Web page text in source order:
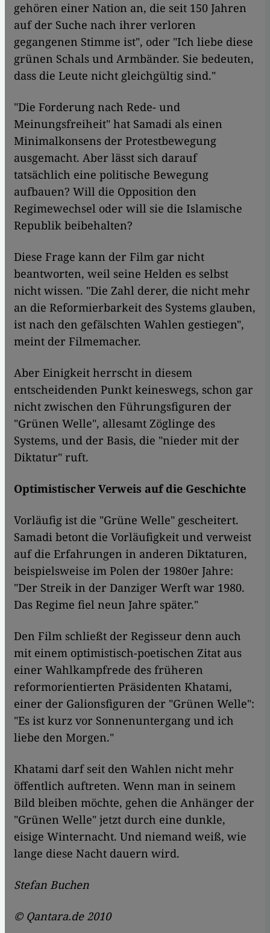
gehören einer Nation an, die seit 150 Jahren
auf der Suche nach ihrer verloren
gegangenen Stimme ist", oder "Ich liebe diese
grünen Schals und Armbänder. Sie bedeuten,
dass die Leute nicht gleichgültig sind."
"Die Forderung nach Rede- und
Meinungsfreiheit" hat Samadi als einen
Minimalkonsens der Protestbewegung
ausgemacht. Aber lässt sich darauf
tatsächlich eine politische Bewegung
aufbauen? Will die Opposition den
Regimewechsel oder will sie die Islamische
Republik beibehalten?
Diese Frage kann der Film gar nicht
beantworten, weil seine Helden es selbst
nicht wissen. "Die Zahl derer, die nicht mehr
an die Reformierbarkeit des Systems glauben,
ist nach den gefälschten Wahlen gestiegen",
meint der Filmemacher.
Aber Einigkeit herrscht in diesem
entscheidenden Punkt keineswegs, schon gar
nicht zwischen den Führungsfiguren der
"Grünen Welle", allesamt Zöglinge des
Systems, und der Basis, die "nieder mit der
Diktatur" ruft.
Optimistischer Verweis auf die Geschichte
Vorläufig ist die "Grüne Welle" gescheitert.
Samadi betont die Vorläufigkeit und verweist
auf die Erfahrungen in anderen Diktaturen,
beispielsweise im Polen der 1980er Jahre:
"Der Streik in der Danziger Werft war 1980.
Das Regime fiel neun Jahre später."
Den Film schließt der Regisseur denn auch
mit einem optimistisch-poetischen Zitat aus
einer Wahlkampfrede des früheren
reformorientierten Präsidenten Khatami,
einer der Galionsfiguren der "Grünen Welle":
"Es ist kurz vor Sonnenuntergang und ich
liebe den Morgen."
Khatami darf seit den Wahlen nicht mehr
öffentlich auftreten. Wenn man in seinem
Bild bleiben möchte, gehen die Anhänger der
"Grünen Welle" jetzt durch eine dunkle,
eisige Winternacht. Und niemand weiß, wie
lange diese Nacht dauern wird.
Stefan Buchen
© Qantara.de 2010